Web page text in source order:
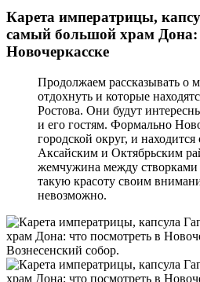
Карета императрицы,
самый большой храм Дона:
Новочеркасске
Продолжаем рассказывать о
отдохнуть и которые
Ростова. Они будут
и его гостям. Формально
городской округ, и
Аксайским и Октябрьским
жемчужина между
такую красоту своим
невозможно.
Вознесенский собор.